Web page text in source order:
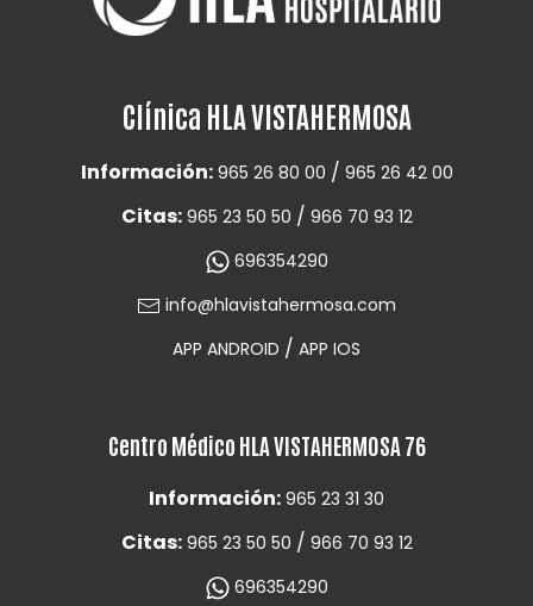
Clínica HLA VISTAHERMOSA
Información: 965 26 80 00 / 965 26 42 00
Citas: 965 23 50 50 / 966 70 93 12
696354290
info@hlavistahermosa.com
APP ANDROID / APP IOS
Centro Médico HLA VISTAHERMOSA 76
Información: 965 23 31 30
Citas: 965 23 50 50 / 966 70 93 12
696354290